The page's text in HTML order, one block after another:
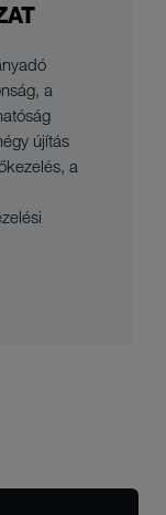
a
újítás
a